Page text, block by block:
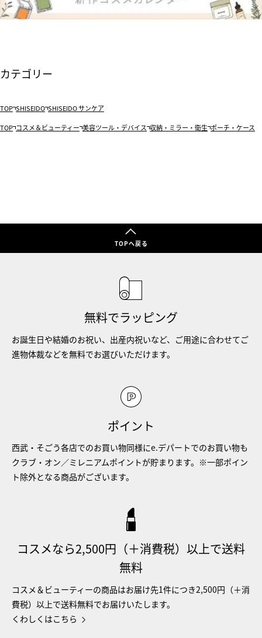
カテゴリー
TOP SHISEIDO SHISEIDO サンケア
TOP コスメ＆ビューティー 美容ツール・デバイス 収納・ミラー・衛生 ポーチ・ケース
TOPへ戻る
無料でラッピング
お誕生日や結婚のお祝い、出産内祝いなど、ご用途に合わせてご
進物体裁などを無料でお選びいただけます。
ポイント
西武・そごう各店でのお買い物同様にe.デパートでのお買い物も
クラブ・オン／ミレニアムポイントが貯まります。※一部ポイン
ト除外となる商品がございます。
コスメなら2,500円（＋消費税）以上で送料
無料
コスメ＆ビューティーの商品はお届け先1件につき2,500円（＋消
費税）以上で送料無料でお届けいたします。
くわしくはこちら